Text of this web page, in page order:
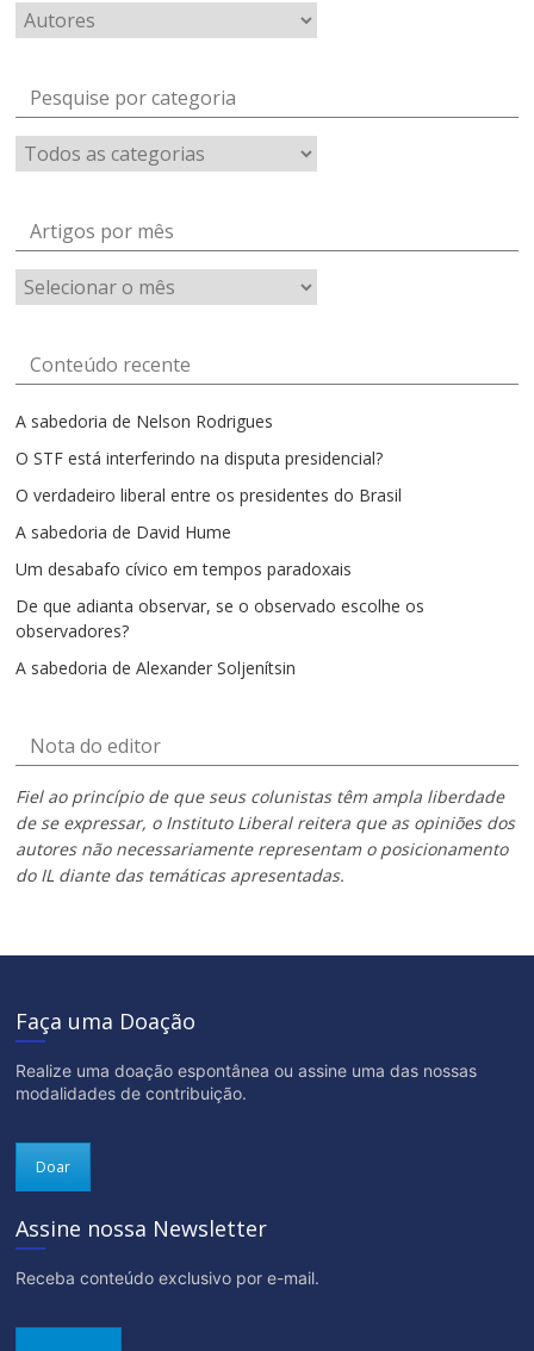
Pesquise por categoria
Artigos por mês
Artigos
por
Conteúdo recente
A sabedoria de Nelson Rodrigues
O STF está interferindo na disputa presidencial?
O verdadeiro liberal entre os presidentes do Brasil
A sabedoria de David Hume
Um desabafo cívico em tempos paradoxais
De que adianta observar, se o observado escolhe os
observadores?
A sabedoria de Alexander Soljenítsin
Nota do editor
Fiel ao princípio de que seus colunistas têm ampla liberdade
de se expressar, o Instituto Liberal reitera que as opiniões dos
autores não necessariamente representam o posicionamento
do IL diante das temáticas apresentadas.
Faça uma Doação
Realize uma doação espontânea ou assine uma das nossas
modalidades de contribuição.
Doar
Assine nossa Newsletter
Receba conteúdo exclusivo por e-mail.